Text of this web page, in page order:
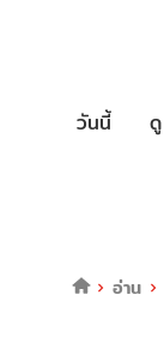
วันนี้ ดู
อ่าน